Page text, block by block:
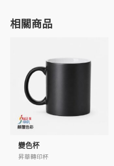
相關商品
變色杯
昇華轉印杯